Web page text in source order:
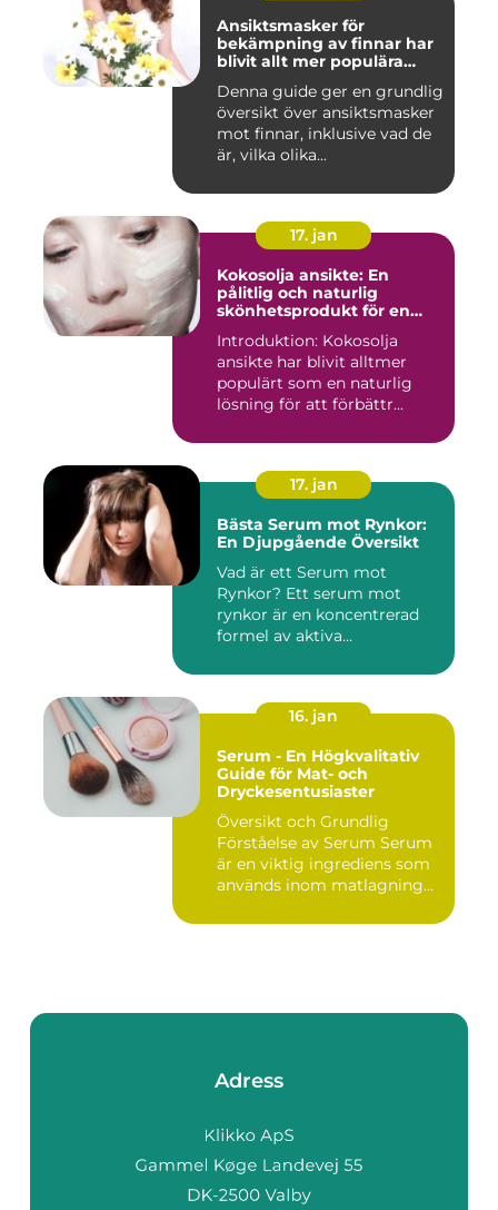
Ansiktsmasker för
bekämpning av finnar har
blivit allt mer populära
Denna guide ger en grundlig
översikt över ansiktsmasker
mot finnar, inklusive vad de
är, vilka olika...
17. jan
Kokosolja ansikte: En
pålitlig och naturlig
skönhetsprodukt för en
Introduktion: Kokosolja
ansikte har blivit alltmer
populärt som en naturlig
lösning för att förbättr...
17. jan
Bästa Serum mot Rynkor:
En Djupgående Översikt
Vad är ett Serum mot
Rynkor? Ett serum mot
rynkor är en koncentrerad
formel av aktiva
16. jan
Serum - En Högkvalitativ
Guide för Mat- och
Dryckesentusiaster
Översikt och Grundlig
Förståelse av Serum Serum
är en viktig ingrediens som
används inom matlagning...
Adress